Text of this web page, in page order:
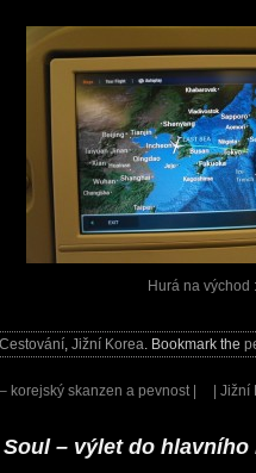
Hurá na východ
Cestování, Jižní Korea. Bookmark the
korejský skanzen a pevnost | |
Soul – výlet do hlavního